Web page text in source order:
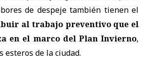
de despeje también tienen el
al trabajo preventivo que el
en el marco del Plan Invierno,
esteros de la ciudad.